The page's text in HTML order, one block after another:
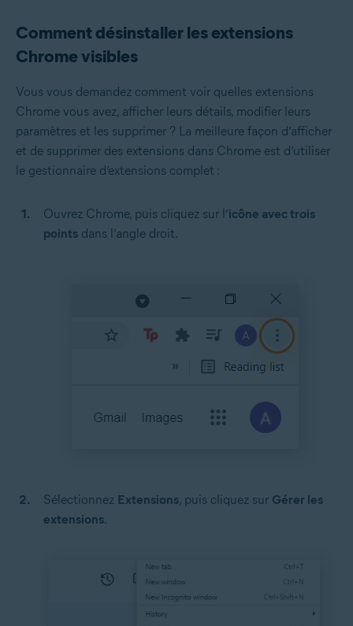
Comment désinstaller les extensions
Chrome visibles
Vous vous demandez comment voir quelles extensions
Chrome vous avez, afficher leurs détails, modifier leurs
paramètres et les supprimer ? La meilleure façon d’afficher
et de supprimer des extensions dans Chrome est d’utiliser
le gestionnaire d’extensions complet :
Ouvrez Chrome, puis cliquez sur l’icône avec trois
points dans l’angle droit.
Sélectionnez Extensions, puis cliquez sur Gérer les
extensions.